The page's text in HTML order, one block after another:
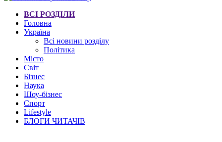
ВСІ РОЗДІЛИ
Головна
Україна
Всі новини розділу
Політика
Місто
Світ
Бізнес
Наука
Шоу-бізнес
Спорт
Lifestyle
БЛОГИ ЧИТАЧІВ